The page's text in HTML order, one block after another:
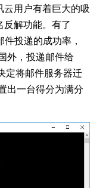
云用户有着巨大的吸
反解功能。有了
投递的成功率，
外，投递邮件给
定将邮件服务器迁
出一台得分为满分